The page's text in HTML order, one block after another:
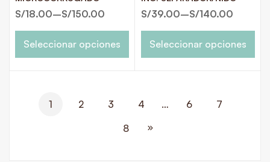
S/18.00–S/150.00
Seleccionar opciones
S/39.00–S/140.00
Seleccionar opciones
1 2 3 4 … 6
7
8